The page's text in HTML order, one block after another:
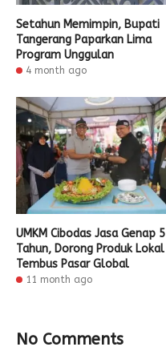
Setahun Memimpin, Bupati
Tangerang Paparkan Lima
Program Unggulan
4 month ago
UMKM Cibodas Jasa Genap 5
Tahun, Dorong Produk Lokal
Tembus Pasar Global
11 month ago
No Comments